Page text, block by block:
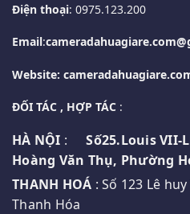
Điện thoại: 0975.123.200
Email:
Website:
ĐỐI TÁC , HỢP TÁC :
HÀ NỘI :
Số25.Louis
Hoàng Văn Thụ, Phường
THANH HOÁ : Số 123 Lê
Thanh Hóa